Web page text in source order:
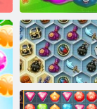
Pudding Land